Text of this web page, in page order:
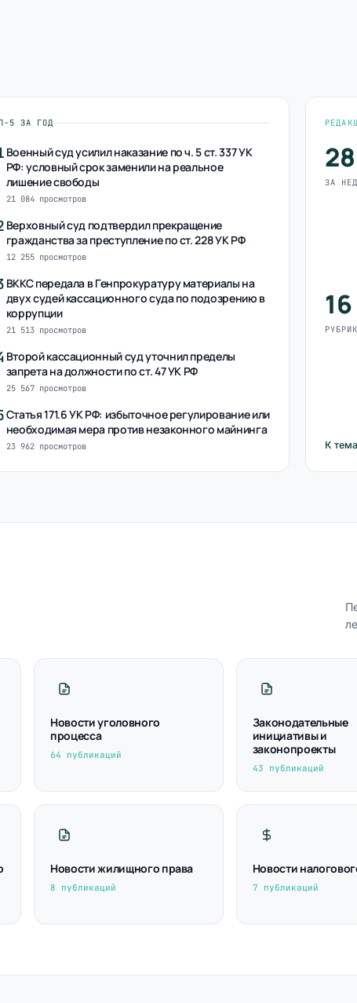
5 ЗА ГОД
Военный суд усилил наказание по ч. 5 ст. 337 УК
РФ: условный срок заменили на реальное
лишение свободы
21 084 просмотров
Верховный суд подтвердил прекращение
гражданства за преступление по ст. 228 УК РФ
12 255 просмотров
ВККС передала в Генпрокуратуру материалы на
двух судей кассационного суда по подозрению в
коррупции
21 513 просмотров
Второй кассационный суд уточнил пределы
запрета на должности по ст. 47 УК РФ
25 567 просмотров
Статья 171.6 УК РФ: избыточное регулирование или
необходимая мера против незаконного майнинга
23 962 просмотров
28
ЗА
16
РУБРИК
К
Новости уголовного
процесса
64 публикаций
Законодательные
инициативы и
законопроекты
43 публикаций
Новости жилищного права
8 публикаций
Новости
7 публикаций